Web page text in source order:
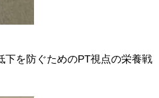
下を防ぐためのPT視点の栄養戦